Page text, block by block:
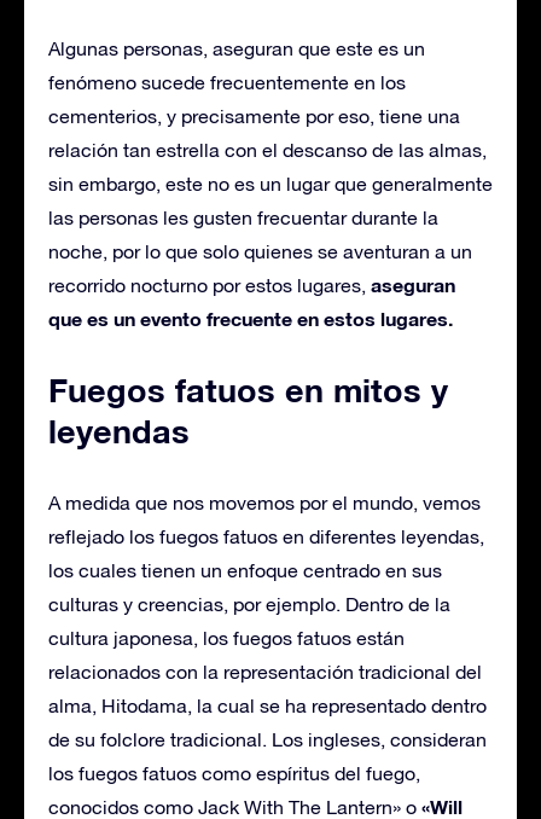
Algunas personas, aseguran que este es un
fenómeno sucede frecuentemente en los
cementerios, y precisamente por eso, tiene una
relación tan estrella con el descanso de las almas,
sin embargo, este no es un lugar que generalmente
las personas les gusten frecuentar durante la
noche, por lo que solo quienes se aventuran a un
recorrido nocturno por estos lugares, aseguran
que es un evento frecuente en estos lugares.
Fuegos fatuos en mitos y
leyendas
A medida que nos movemos por el mundo, vemos
reflejado los fuegos fatuos en diferentes leyendas,
los cuales tienen un enfoque centrado en sus
culturas y creencias, por ejemplo. Dentro de la
cultura japonesa, los fuegos fatuos están
relacionados con la representación tradicional del
alma, Hitodama, la cual se ha representado dentro
de su folclore tradicional. Los ingleses, consideran
los fuegos fatuos como espíritus del fuego,
conocidos como Jack With The Lantern» o «Will